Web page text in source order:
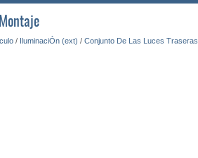
/ IluminaciÓn (ext) / Conjunto De Las Luces Traseras